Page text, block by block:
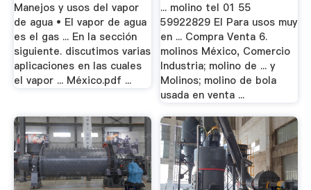
Manejos y usos del vapor
de agua • El vapor de agua
es el gas ... En la sección
siguiente. discutimos varias
aplicaciones en las cuales
el vapor ... México.pdf ...
... molino tel 01 55
59922829 El Para usos muy
en ... Compra Venta 6.
molinos México, Comercio
Industria; molino de ... y
Molinos; molino de bola
usada en venta ...